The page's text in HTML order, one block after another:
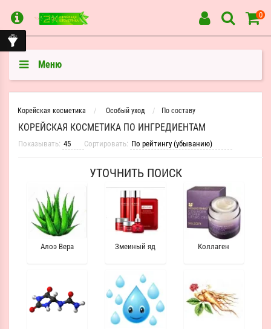
0
Меню
Корейская косметика Особый уход По составу
КОРЕЙСКАЯ КОСМЕТИКА ПО ИНГРЕДИЕНТАМ
Показывать: Сортировать:
УТОЧНИТЬ ПОИСК
Алоэ Вера Змеиный яд Коллаген